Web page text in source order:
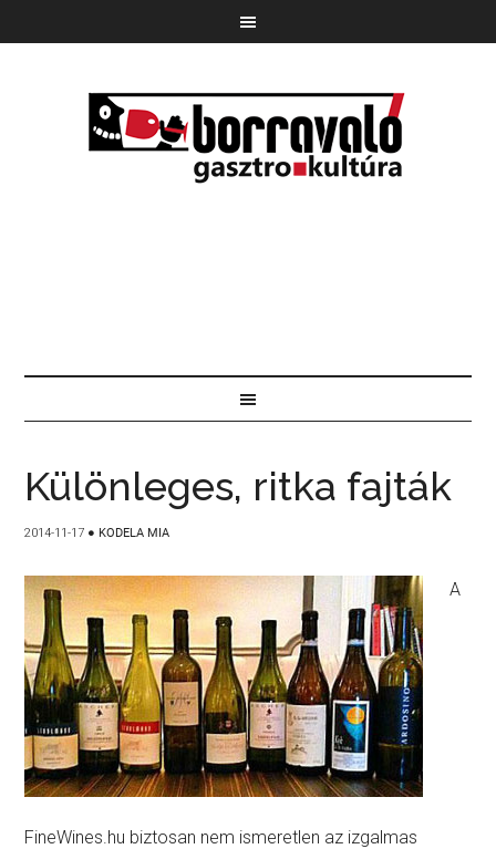
Különleges, ritka fajták
2014-11-17 ● KODELA MIA
A
FineWines.hu biztosan nem ismeretlen az izgalmas